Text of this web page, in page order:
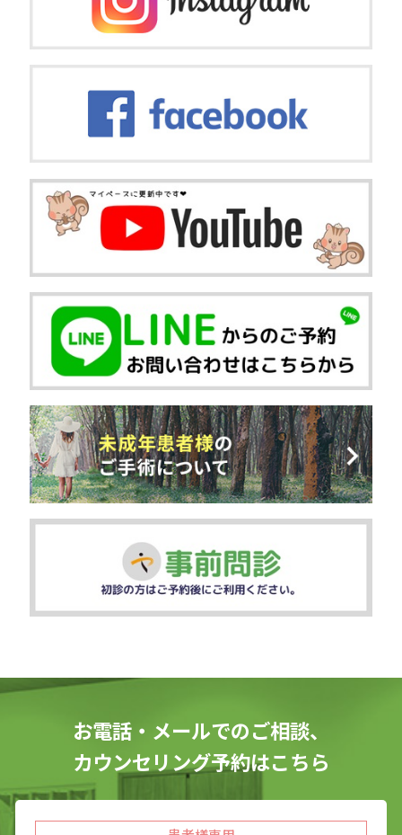
お電話・メールでのご相談、
カウンセリング予約はこちら